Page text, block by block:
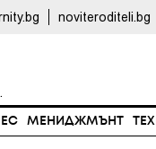
noviteroditeli.bg
МЕНИДЖМЪНТ